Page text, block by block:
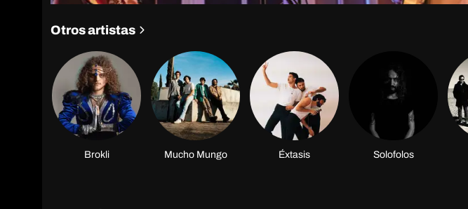
Otros artistas
Brokli Mucho Mungo Éxtasis Solofolos